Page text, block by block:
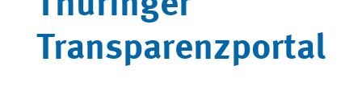
Transparenzportal